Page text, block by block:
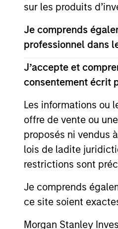
sur les produits
Je comprends
professionnel dans
J’accepte et
consentement écrit
Les informations ou
offre de vente ou
proposés ni vendus
lois de ladite
restrictions sont
Je comprends
ce site soient
Morgan Stanley
1
Long-
quality
Our approach
based upon
consistency
earnings